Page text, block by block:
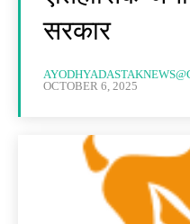
सरकार
OCTOBER 6, 2025